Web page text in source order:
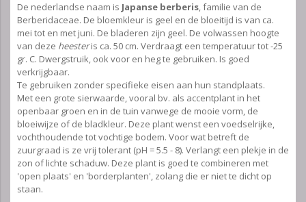
De nederlandse naam is Japanse berberis, familie van de
Berberidaceae. De bloemkleur is geel en de bloeitijd is van ca.
mei tot en met juni. De bladeren zijn geel. De volwassen hoogte
van deze heesteris ca. 50 cm. Verdraagt een temperatuur tot -25
gr. C. Dwergstruik, ook voor en heg te gebruiken. Is goed
verkrijgbaar.
Te gebruiken zonder specifieke eisen aan hun standplaats.
Met een grote sierwaarde, vooral bv. als accentplant in het
openbaar groen en in de tuin vanwege de mooie vorm, de
bloeiwijze of de bladkleur. Deze plant wenst een voedselrijke,
vochthoudende tot vochtige bodem. Voor wat betreft de
zuurgraad is ze vrij tolerant (pH = 5.5 - 8). Verlangt een plekje in de
zon of lichte schaduw. Deze plant is goed te combineren met
'open plaats' en 'borderplanten', zolang die er niet te dicht op
staan.